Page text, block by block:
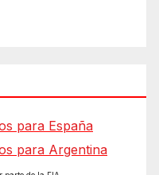
para España
para Argentina